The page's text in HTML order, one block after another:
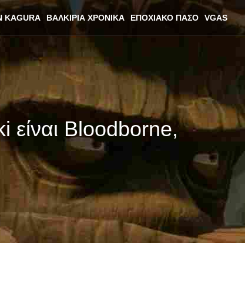
KAGURA ΒΑΛΚΊΡΙΑ ΧΡΟΝΙΚΆ ΕΠΟΧΙΑΚΌ ΠΆΣΟ VGAS
είναι Bloodborne,